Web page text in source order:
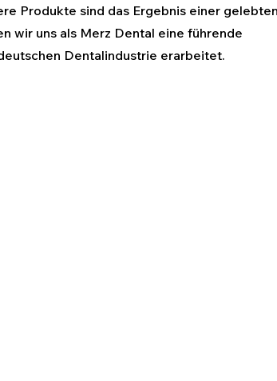
Produkte sind das Ergebnis einer gelebten
wir uns als Merz Dental eine führende
Dentalindustrie erarbeitet.